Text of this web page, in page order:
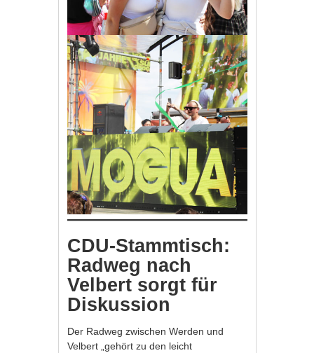
CDU-Stammtisch:
Radweg nach
Velbert sorgt für
Diskussion
Der Radweg zwischen Werden und
Velbert „gehört zu den leicht